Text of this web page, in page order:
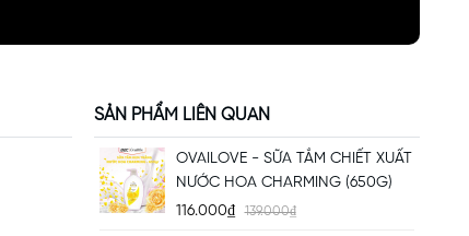
SẢN PHẨM LIÊN QUAN
OVAILOVE - SỮA TẮM CHIẾT XUẤT
NƯỚC HOA CHARMING (650G)
116.000₫
139.000₫